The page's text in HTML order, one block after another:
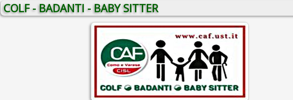
COLF - BADANTI - BABY SITTER